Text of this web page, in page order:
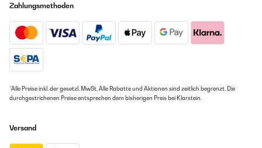
Zahlungsmethoden
*Alle Preise inkl. der gesetzl. MwSt. Alle Rabatte und Aktionen sind zeitlich begrenzt. Die
durchgestrichenen Preise entsprechen dem bisherigen Preis bei Klarstein.
Versand